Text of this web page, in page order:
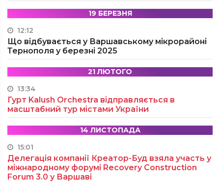
19 БЕРЕЗНЯ
12:12
Що відбувається у Варшавському мікрорайоні
Тернополя у березні 2025
21 ЛЮТОГО
13:34
Гурт Kalush Orchestra відправляється в
масштабний тур містами України
14 ЛИСТОПАДА
15:01
Делегація компанії Креатор-Буд взяла участь у
міжнародному форумі Recovery Construction
Forum 3.0 у Варшаві